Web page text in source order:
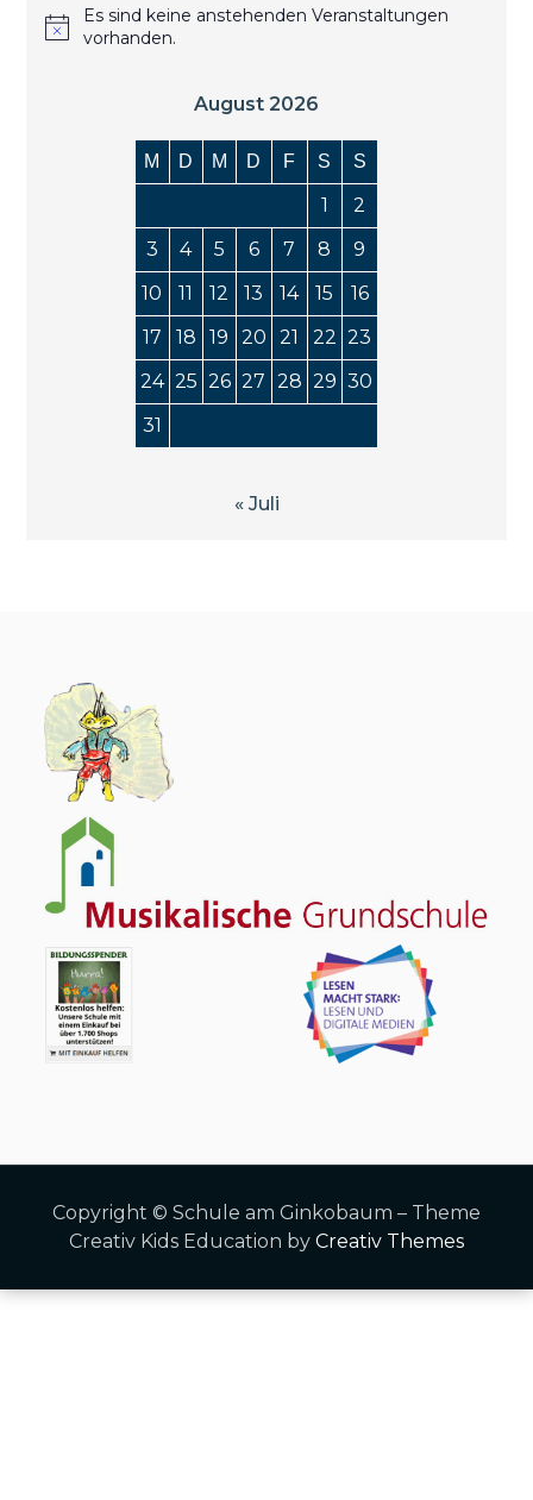
Es sind keine anstehenden Veranstaltungen
vorhanden.
August 2026
M D M D F S S
1
2
3
4 5 6 7 8
9
10
11 12 13 14 15
16
17
18 19 20 21 22 23
24 25 26 27 28 29 30
31
« Juli
Copyright © Schule am Ginkobaum – Theme
Creativ Kids Education by Creativ Themes